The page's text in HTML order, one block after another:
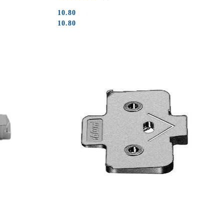
Cena:
10.80
Cena:
10.80